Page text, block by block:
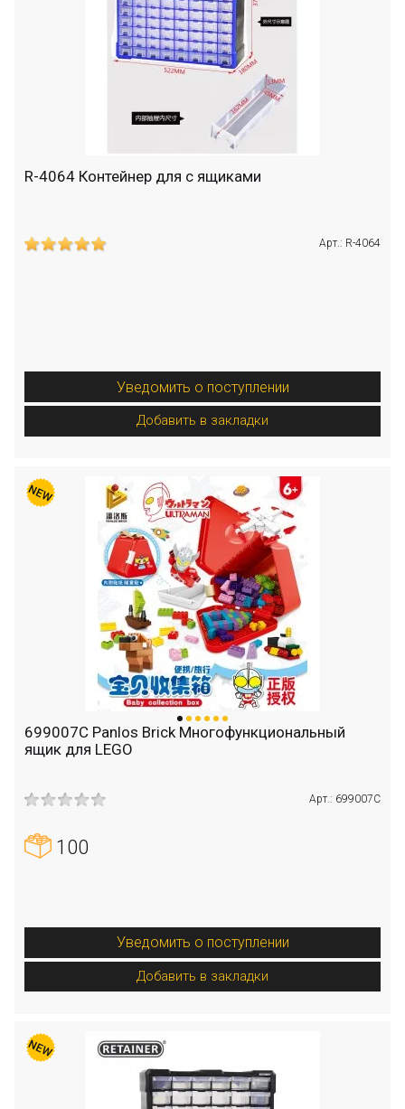
R-4064 Контейнер для с ящиками
Арт.: R-4064
Уведомить о поступлении
Добавить в закладки
699007C Panlos Brick Многофункциональный
ящик для LEGO
Арт.: 699007C
100
Уведомить о поступлении
Добавить в закладки